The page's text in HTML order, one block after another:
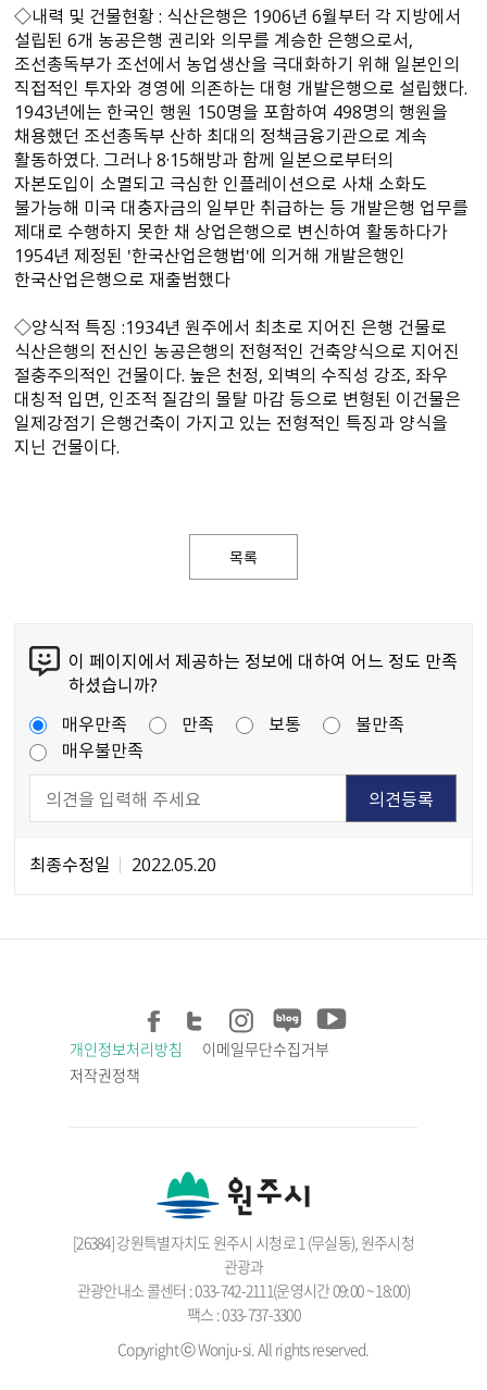
◇내력 및 건물현황 : 식산은행은 1906년 6월부터 각 지방에서
설립된 6개 농공은행 권리와 의무를 계승한 은행으로서,
조선총독부가 조선에서 농업생산을 극대화하기 위해 일본인의
직접적인 투자와 경영에 의존하는 대형 개발은행으로 설립했다.
1943년에는 한국인 행원 150명을 포함하여 498명의 행원을
채용했던 조선총독부 산하 최대의 정책금융기관으로 계속
활동하였다. 그러나 8·15해방과 함께 일본으로부터의
자본도입이 소멸되고 극심한 인플레이션으로 사채 소화도
불가능해 미국 대충자금의 일부만 취급하는 등 개발은행 업무를
제대로 수행하지 못한 채 상업은행으로 변신하여 활동하다가
1954년 제정된 ＇한국산업은행법＇에 의거해 개발은행인
한국산업은행으로 재출범했다
◇양식적 특징 :1934년 원주에서 최초로 지어진 은행 건물로
식산은행의 전신인 농공은행의 전형적인 건축양식으로 지어진
절충주의적인 건물이다. 높은 천정, 외벽의 수직성 강조, 좌우
대칭적 입면, 인조적 질감의 몰탈 마감 등으로 변형된 이건물은
일제강점기 은행건축이 가지고 있는 전형적인 특징과 양식을
지닌 건물이다.
목록
이 페이지에서 제공하는 정보에 대하여 어느 정도 만족
하셨습니까?
매우만족
만족 보통
불만족
매우불만족
최종수정일 2022.05.20
개인정보처리방침
이메일무단수집거부
저작권정책
[26384] 강원특별자치도 원주시 시청로 1 (무실동), 원주시청
관광과
관광안내소 콜센터 : 033-742-2111(운영시간 09:00 ~ 18:00)
팩스 : 033-737-3300
Copyright ⓒ Wonju-si. All rights reserved.